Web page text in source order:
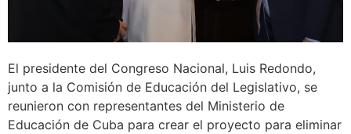
El presidente del Congreso Nacional, Luis Redondo,
junto a la Comisión de Educación del Legislativo, se
reunieron con representantes del Ministerio de
Educación de Cuba para crear el proyecto para eliminar